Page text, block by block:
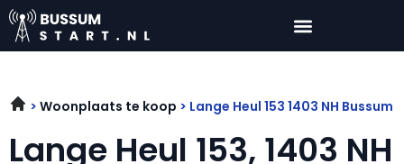
Woonplaats te koop Lange Heul 153 1403 NH Bussum
Lange Heul 153, 1403 NH